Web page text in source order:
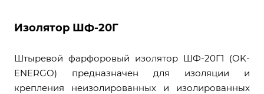
Изолятор ШФ-20Г
Штыревой фарфоровый изолятор ШФ-20Г1 (OK-
ENERGO) предназначен для изоляции и
крепления неизолированных и изолированных